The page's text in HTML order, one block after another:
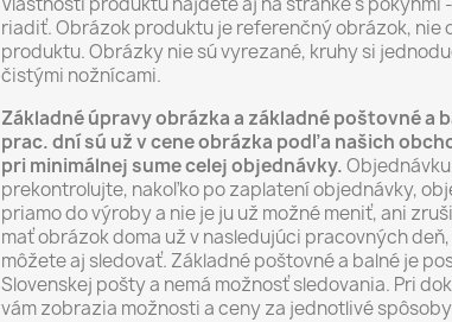
riadiť. Obrázok produktu je referenčný obrázok, nie
produktu. Obrázky nie sú vyrezané, kruhy si
čistými nožnícami.
Základné úpravy obrázka a základné poštovné a
prac. dní sú už v cene obrázka podľa našich
pri minimálnej sume celej objednávky.
prekontrolujte, nakoľko po zaplatení objednávky,
priamo do výroby a nie je ju už možné meniť, ani
mať obrázok doma už v nasledujúci pracovných
môžete aj sledovať. Základné poštovné a balné je
Slovenskej pošty a nemá možnosť sledovania. Pri
vám zobrazia možnosti a ceny za jednotlivé